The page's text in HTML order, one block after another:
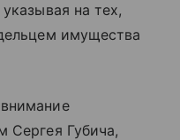
на тех,
имущества
Сергея Губича,